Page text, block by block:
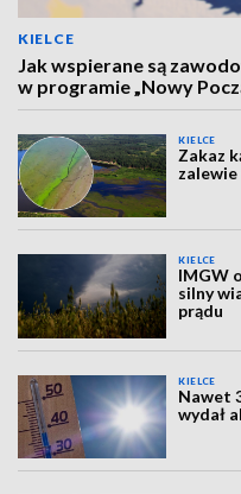
KIELCE
Jak wspierane są
w programie „Nowy
KIELCE
Zakaz
KIELCE
IMGW
silny
prądu
KIELCE
Nawet
wydał